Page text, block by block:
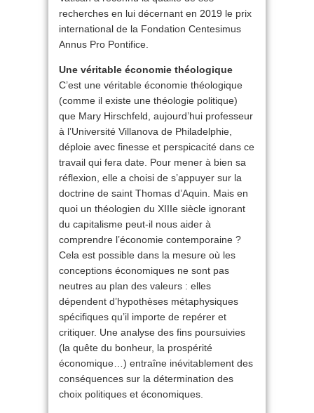
recherches en lui décernant en 2019 le prix
international de la Fondation Centesimus
Annus Pro Pontifice.
Une véritable économie théologique
C’est une véritable économie théologique
(comme il existe une théologie politique)
que Mary Hirschfeld, aujourd’hui professeur
à l’Université Villanova de Philadelphie,
déploie avec finesse et perspicacité dans ce
travail qui fera date. Pour mener à bien sa
réflexion, elle a choisi de s’appuyer sur la
doctrine de saint Thomas d’Aquin. Mais en
quoi un théologien du XIIIe siècle ignorant
du capitalisme peut-il nous aider à
comprendre l’économie contemporaine ?
Cela est possible dans la mesure où les
conceptions économiques ne sont pas
neutres au plan des valeurs : elles
dépendent d’hypothèses métaphysiques
spécifiques qu’il importe de repérer et
critiquer. Une analyse des fins poursuivies
(la quête du bonheur, la prospérité
économique…) entraîne inévitablement des
conséquences sur la détermination des
choix politiques et économiques.